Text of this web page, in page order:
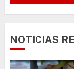
NOTICIAS